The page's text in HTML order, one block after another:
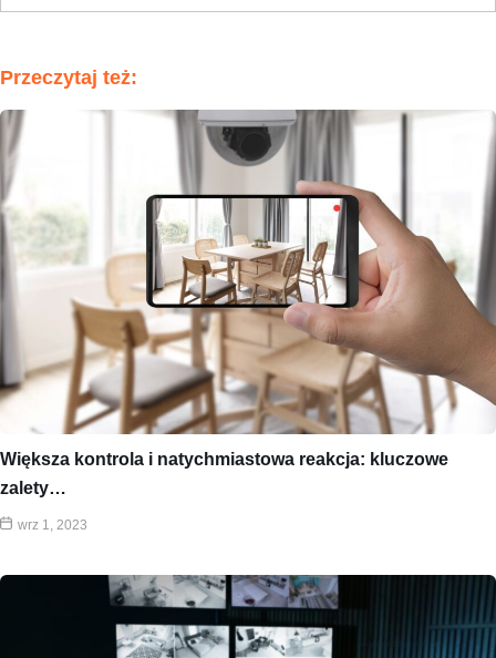
Przeczytaj też:
Większa kontrola i natychmiastowa reakcja: kluczowe
zalety…
wrz 1, 2023